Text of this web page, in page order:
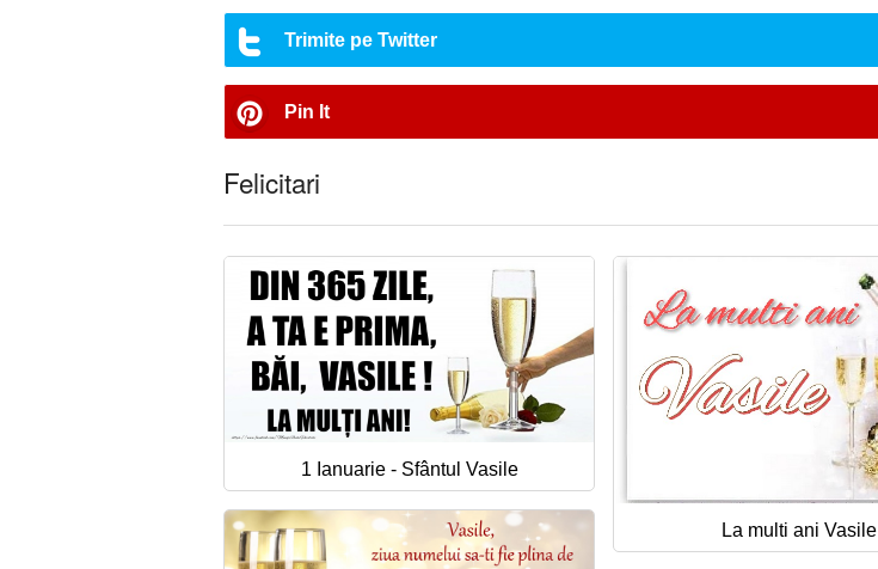
Trimite pe Twitter
Pin It
Felicitari
1 Ianuarie - Sfântul Vasile
La multi ani Vasile